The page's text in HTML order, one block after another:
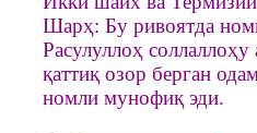
Шарҳ: Бу ривоятда
Расулуллоҳ соллаллоҳу
қаттиқ озор берган
номли мунофиқ эди.